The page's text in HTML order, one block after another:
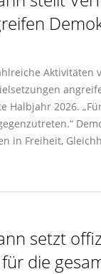
2026.
in Freiheit,
setzt
die